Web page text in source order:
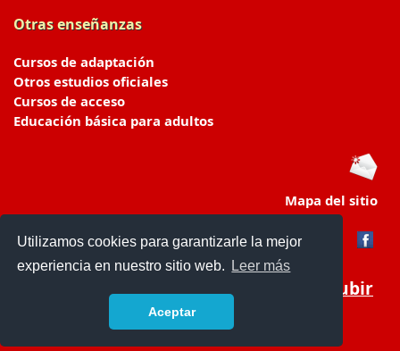
Utilizamos cookies para garantizarle la mejor
experiencia en nuestro sitio web.
Leer más
Aceptar
Otras enseñanzas
Cursos de adaptación
Otros estudios oficiales
Cursos de acceso
Educación básica para adultos
Mapa del sitio
Subir